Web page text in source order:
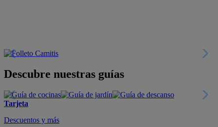
Descubre nuestras guías
Tarjeta
Descuentos y más